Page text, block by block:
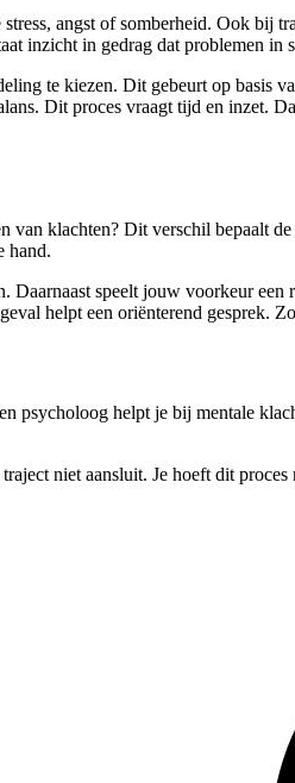
angst of somberheid. Ook bij
inzicht in gedrag dat problemen in
te kiezen. Dit gebeurt op basis
Dit proces vraagt tijd en inzet.
klachten? Dit verschil bepaalt
hand.
speelt jouw voorkeur
helpt een oriënterend gesprek.
psycholoog helpt je bij mentale
niet aansluit. Je hoeft dit